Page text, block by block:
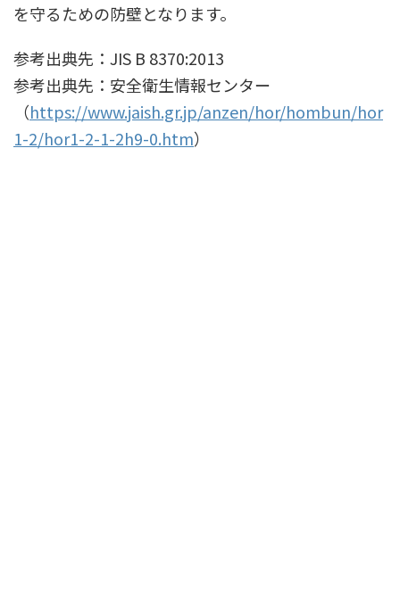
を守るための防壁となります。
参考出典先：JIS B 8370:2013
参考出典先：安全衛生情報センター
（https://www.jaish.gr.jp/anzen/hor/hombun/hor
1-2/hor1-2-1-2h9-0.htm）